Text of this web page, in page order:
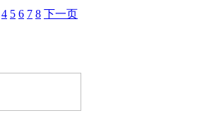
4 5 6 7 8 下一页